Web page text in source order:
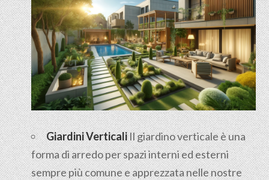
Giardini VerticaliIl giardino verticale è una
forma di arredo per spazi interni ed esterni
sempre più comune e apprezzata nelle nostre